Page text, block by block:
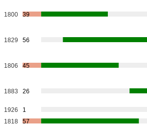
1800 39
1829 56
1806 45
1883 26
1926
1
1818 57